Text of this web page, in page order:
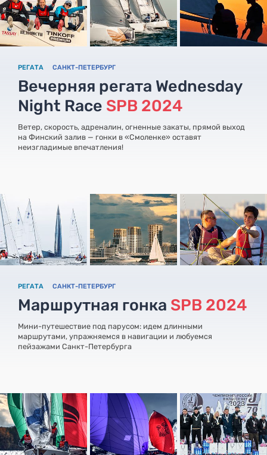
РЕГАТА САНКТ-ПЕТЕРБУРГ
Вечерняя регата Wednesday
Night Race SPB 2024
Ветер, скорость, адреналин, огненные закаты, прямой выход
на Финский залив — гонки в «Смоленке» оставят
неизгладимые впечатления!
РЕГАТА САНКТ-ПЕТЕРБУРГ
Маршрутная гонка SPB 2024
Мини-путешествие под парусом: идем длинными
маршрутами, упражняемся в навигации и любуемся
пейзажами Санкт-Петербурга